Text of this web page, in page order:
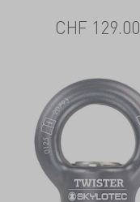
CHF 129.00